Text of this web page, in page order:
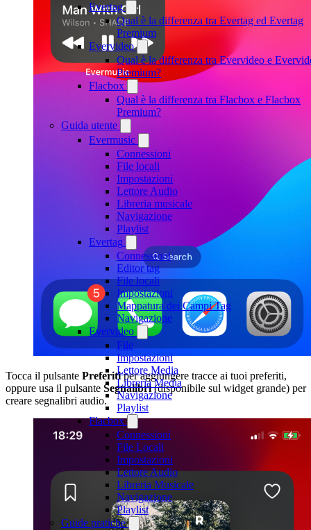
Evertag
Qual è la differenza tra Evertag ed Evertag
Premium
Evervideo
Qual è la differenza tra Evervideo e
Premium?
Flacbox
Qual è la differenza tra Flacbox e Flacbox
Premium?
Guida utente
Evermusic
Connessioni
File locali
Impostazioni
Lettore Audio
Libreria musicale
Navigazione
Playlist
Evertag
Connessioni
Editor tag
File locali
Impostazioni
Mappatura dei Campi Tag
Navigazione
Evervideo
File
Impostazioni
Lettore Media
Libreria Media
Navigazione
Playlist
Flacbox
Connessioni
File Locali
Impostazioni
Lettore Audio
Libreria Musicale
Navigazione
Playlist
Guide pratiche
Tocca il pulsante Preferitiper aggiungere tracce ai tuoi preferiti,
oppure usa il pulsante Segnalibri(disponibile sul widget grande) per
creare segnalibri audio.